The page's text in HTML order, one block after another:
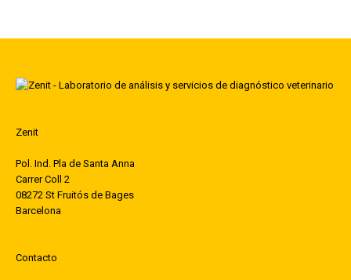
Zenit
Pol. Ind. Pla de Santa Anna
Carrer Coll 2
08272 St Fruitós de Bages
Barcelona
Contacto